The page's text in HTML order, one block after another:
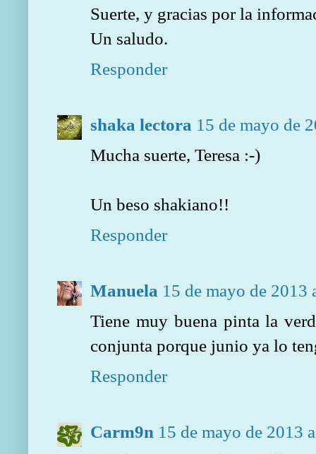
Suerte, y gracias por la
Un saludo.
Responder
shaka lectora 15 de mayo de
Mucha suerte, Teresa :-)
Un beso shakiano!!
Responder
Manuela 15 de mayo de 2013
Tiene muy buena pinta la
conjunta porque junio ya lo
Responder
Carm9n 15 de mayo de 2013